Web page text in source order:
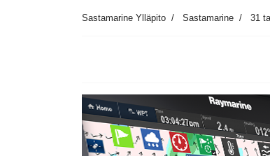
Sastamarine Ylläpito Sastamarine 31